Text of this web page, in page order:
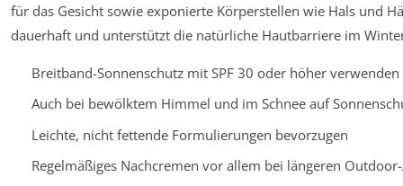
für das Gesicht sowie exponierte Körperstellen wie Hals und
dauerhaft und unterstützt die natürliche Hautbarriere im
Breitband-Sonnenschutz mit SPF 30 oder höher verwenden
Auch bei bewölktem Himmel und im Schnee auf
Leichte, nicht fettende Formulierungen bevorzugen
Regelmäßiges Nachcremen vor allem bei längeren